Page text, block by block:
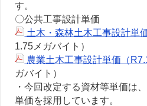
す。
〇公共工事設計単価
土木・森林土木工事設計単
1.75メガバイト）
農業土木工事設計単価（
ガバイト）
・今回改定する資材等単価は
単価を採用しています。